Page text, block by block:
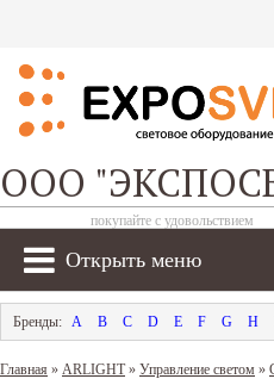
ООО
покупайте с удовольствием
Открыть меню
A B C D E F G H
Главная » ARLIGHT» Управление светом »